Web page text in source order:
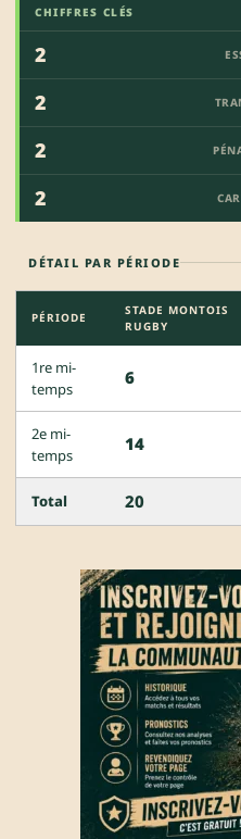
CHIFFRES CLÉS
2
2
2
2
DÉTAIL PAR PÉRIODE
PÉRIODE
STADE MONTOIS
RUGBY
1re mi-
temps
6
2e mi-
temps
14
Total 20